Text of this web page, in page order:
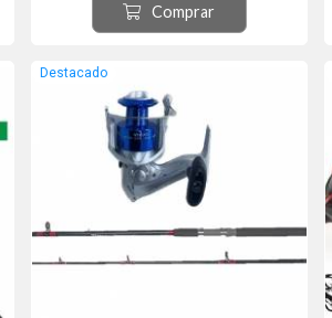
Comprar
Destacado